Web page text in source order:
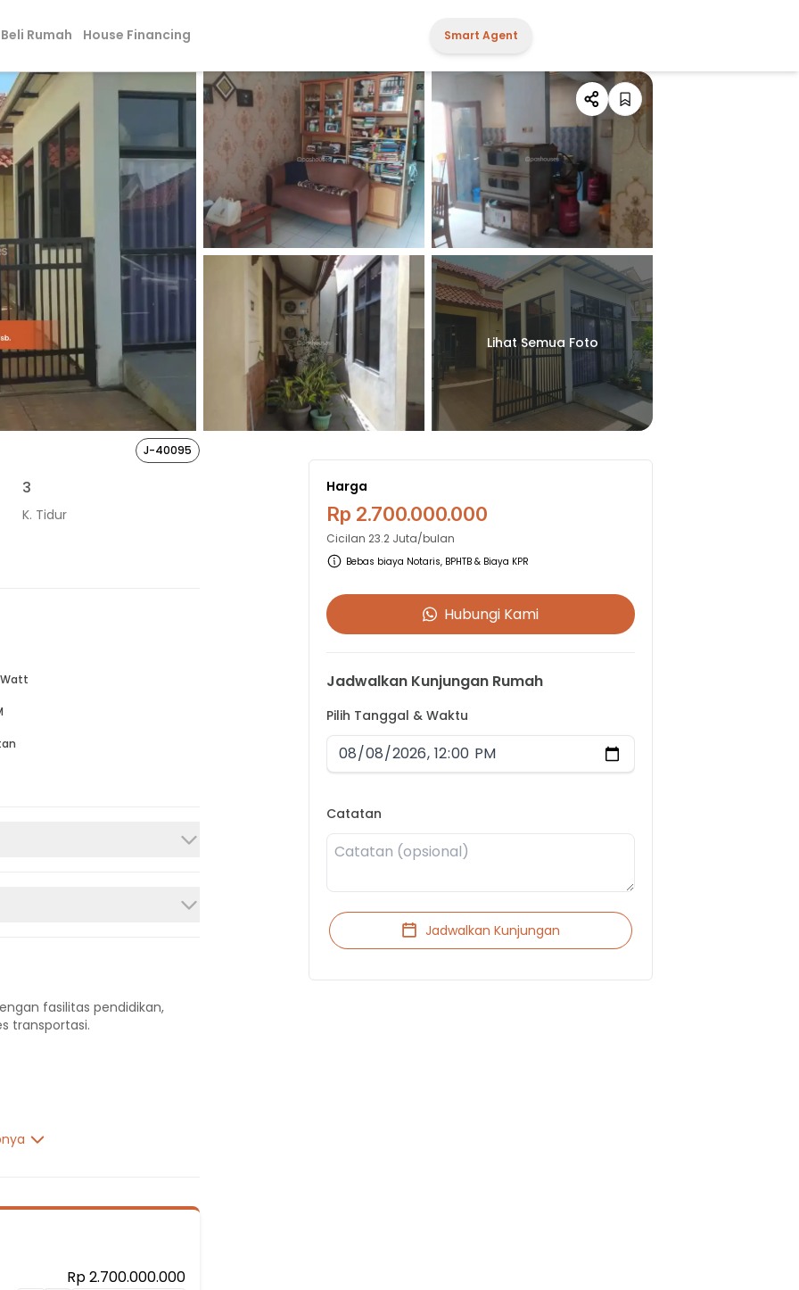
Beli Rumah House Financing Smart Agent
Lihat Semua Foto
J-40095
3
K. Tidur
Watt
fasilitas pendidikan,
transportasi.
Rp 2.700.000.000
Harga
Rp 2.700.000.000
Cicilan 23.2 Juta/bulan
Bebas biaya Notaris, BPHTB & Biaya KPR
Hubungi Kami
Jadwalkan Kunjungan Rumah
Pilih Tanggal & Waktu
Catatan
Jadwalkan Kunjungan